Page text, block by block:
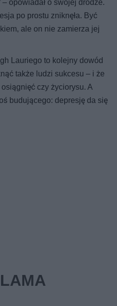
– opowiadał o swojej drodze.
po prostu zniknęła. Być
ale on nie zamierza jej
Lauriego to kolejny dowód
także ludzi sukcesu – i że
czy życiorysu. A
budującego: depresję da się